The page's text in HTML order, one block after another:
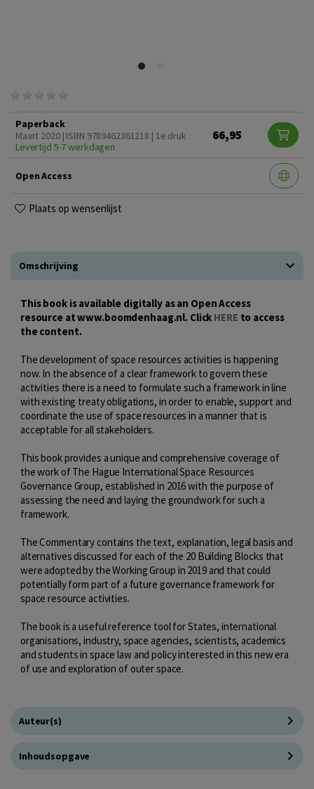
Paperback
Maart 2020 | ISBN 9789462361218 | 1e druk
Levertijd 5-7 werkdagen
66,95
Open Access
Plaats op wensenlijst
Omschrijving
This book is available digitally as an Open Access
resource at www.boomdenhaag.nl. Click HERE to access
the content.
The development of space resources activities is happening
now. In the absence of a clear framework to govern these
activities there is a need to formulate such a framework in line
with existing treaty obligations, in order to enable, support and
coordinate the use of space resources in a manner that is
acceptable for all stakeholders.
This book provides a unique and comprehensive coverage of
the work of The Hague International Space Resources
Governance Group, established in 2016 with the purpose of
assessing the need and laying the groundwork for such a
framework.
The Commentary contains the text, explanation, legal basis and
alternatives discussed for each of the 20 Building Blocks that
were adopted by the Working Group in 2019 and that could
potentially form part of a future governance framework for
space resource activities.
The book is a useful reference tool for States, international
organisations, industry, space agencies, scientists, academics
and students in space law and policy interested in this new era
of use and exploration of outer space.
Auteur(s)
Inhoudsopgave